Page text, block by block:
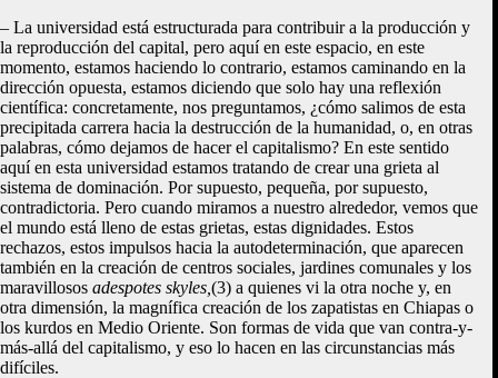
– La universidad está estructurada para contribuir a la producción y
la reproducción del capital, pero aquí en este espacio, en este
momento, estamos haciendo lo contrario, estamos caminando en la
dirección opuesta, estamos diciendo que solo hay una reflexión
científica: concretamente, nos preguntamos, ¿cómo salimos de esta
precipitada carrera hacia la destrucción de la humanidad, o, en otras
palabras, cómo dejamos de hacer el capitalismo? En este sentido
aquí en esta universidad estamos tratando de crear una grieta al
sistema de dominación. Por supuesto, pequeña, por supuesto,
contradictoria. Pero cuando miramos a nuestro alrededor, vemos que
el mundo está lleno de estas grietas, estas dignidades. Estos
rechazos, estos impulsos hacia la autodeterminación, que aparecen
también en la creación de centros sociales, jardines comunales y los
maravillosos adespotes skyles, (3) a quienes vi la otra noche y, en
otra dimensión, la magnífica creación de los zapatistas en Chiapas o
los kurdos en Medio Oriente. Son formas de vida que van contra-y-
más-allá del capitalismo, y eso lo hacen en las circunstancias más
difíciles.